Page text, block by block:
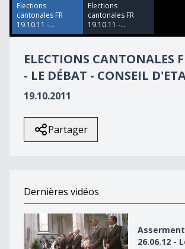
seconds
Elections
cantonales FR
19.10.11 -...
Elections
cantonales FR
19.10.11 -...
ELECTIONS CANTONALES
- LE DÉBAT - CONSEIL
19.10.2011
Partager
Dernières vidéos
Assermentation VD du 26.06.12 - Le
26.06.12 -